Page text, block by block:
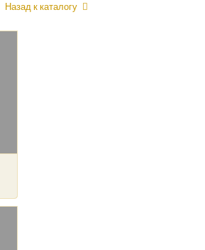
Назад к каталогу